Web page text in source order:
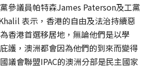
參議員帕特森James Paterson及工黨
表示，香港的自由及法治持續惡
香港首選移居地，無論他們是以學
護，澳洲都會因為他們的到來而變得
議會聯盟IPAC的澳洲分部是民主國家